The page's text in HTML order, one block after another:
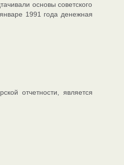
основы советского
1991 года денежная
отчетности, является